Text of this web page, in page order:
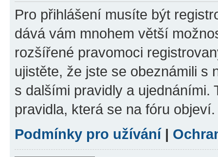
Pro přihlášení musíte být
dává vám mnohem větší
rozšířené pravomoci
ujistěte, že jste se obeznámili s
s dalšími pravidly a ujednáními.
pravidla, která se na fóru objeví.
Podmínky pro užívání|